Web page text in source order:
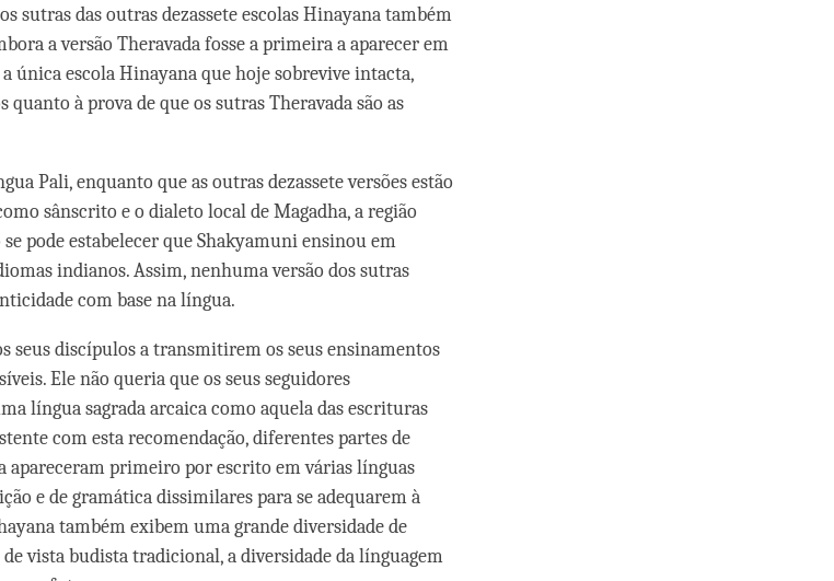
sutras das outras dezassete escolas Hinayana também
a versão Theravada fosse a primeira a aparecer em
única escola Hinayana que hoje sobrevive intacta,
à prova de que os sutras Theravada são as
Pali, enquanto que as outras dezassete versões estão
sânscrito e o dialeto local de Magadha, a região
pode estabelecer que Shakyamuni ensinou em
indianos. Assim, nenhuma versão dos sutras
com base na língua.
seus discípulos a transmitirem os seus ensinamentos
Ele não queria que os seus seguidores
língua sagrada arcaica como aquela das escrituras
com esta recomendação, diferentes partes de
apareceram primeiro por escrito em várias línguas
e de gramática dissimilares para se adequarem à
também exibem uma grande diversidade de
vista budista tradicional, a diversidade da línguagem